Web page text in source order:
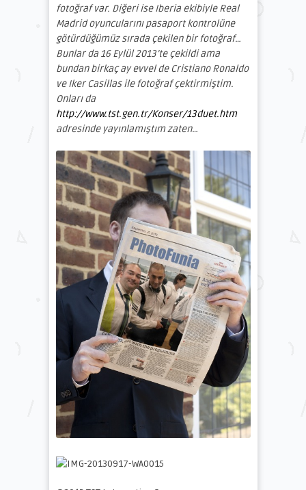
fotoğraf var. Diğeri ise Iberia ekibiyle Real
Madrid oyuncularını pasaport kontrolüne
götürdüğümüz sırada çekilen bir fotoğraf…
Bunlar da 16 Eylül 2013’te çekildi ama
bundan birkaç ay evvel de Cristiano Ronaldo
ve Iker Casillas ile fotoğraf çektirmiştim.
Onları da
http://www.tst.gen.tr/Konser/13duet.htm
adresinde yayınlamıştım zaten…